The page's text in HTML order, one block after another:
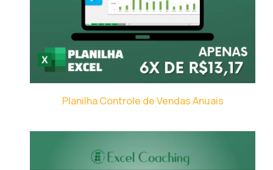
Planilha Controle de Vendas Anuais